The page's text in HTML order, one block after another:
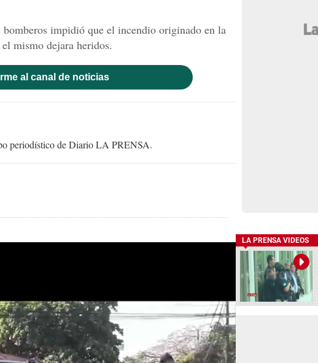
impidió que el incendio originado en la
mismo dejara heridos.
al canal de noticias
periodístico de Diario LA PRENSA.
LA PRENSA VIDEOS